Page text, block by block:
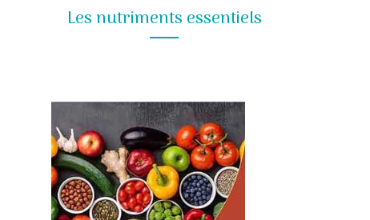
Les nutriments essentiels